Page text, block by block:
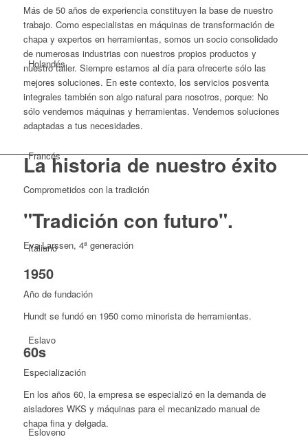
Holandés
Francés
Italiano
Eslavo
Esloveno
Más de 50 años de experiencia constituyen la base de nuestro
trabajo. Como especialistas en máquinas de transformación de
chapa y expertos en herramientas, somos un socio consolidado
de numerosas industrias con nuestros propios productos y
nuestro taller. Siempre estamos al día para ofrecerte sólo las
mejores soluciones. En este contexto, los servicios posventa
integrales también son algo natural para nosotros, porque: No
sólo vendemos máquinas y herramientas. Vendemos soluciones
adaptadas a tus necesidades.
La historia de nuestro éxito
Comprometidos con la tradición
"Tradición con futuro".
Eva Larssen, 4ª generación
1950
Año de fundación
Hundt se fundó en 1950 como minorista de herramientas.
60s
Especialización
En los años 60, la empresa se especializó en la demanda de
aisladores WKS y máquinas para el mecanizado manual de
chapa fina y delgada.